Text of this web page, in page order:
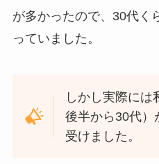
が多かったので、30代
っていました。
しかし実際には
後半から30代）
受けました。